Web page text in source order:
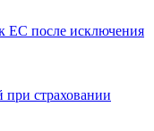
ЕС после исключения
при страховании